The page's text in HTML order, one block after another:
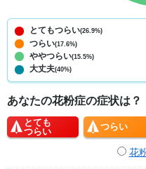
とてもつらい(26.9%)
つらい(17.6%)
ややつらい(15.5%)
大丈夫(40%)
あなたの花粉症の症状は？
とても
つらい
つらい
花